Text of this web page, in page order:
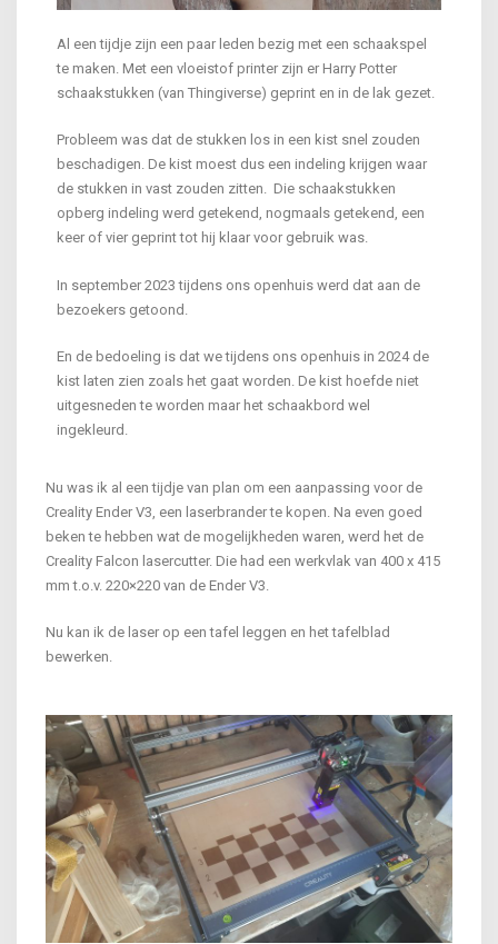
Al een tijdje zijn een paar leden bezig met een schaakspel
te maken. Met een vloeistof printer zijn er Harry Potter
schaakstukken (van Thingiverse) geprint en in de lak gezet.
Probleem was dat de stukken los in een kist snel zouden
beschadigen. De kist moest dus een indeling krijgen waar
de stukken in vast zouden zitten. Die schaakstukken
opberg indeling werd getekend, nogmaals getekend, een
keer of vier geprint tot hij klaar voor gebruik was.
In september 2023 tijdens ons openhuis werd dat aan de
bezoekers getoond.
En de bedoeling is dat we tijdens ons openhuis in 2024 de
kist laten zien zoals het gaat worden. De kist hoefde niet
uitgesneden te worden maar het schaakbord wel
ingekleurd.
Nu was ik al een tijdje van plan om een aanpassing voor de
Creality Ender V3, een laserbrander te kopen. Na even goed
beken te hebben wat de mogelijkheden waren, werd het de
Creality Falcon lasercutter. Die had een werkvlak van 400 x 415
mm t.o.v. 220×220 van de Ender V3.
Nu kan ik de laser op een tafel leggen en het tafelblad
bewerken.